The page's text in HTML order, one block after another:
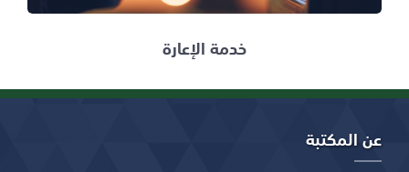
خدمة الإعارة
عن المكتبة